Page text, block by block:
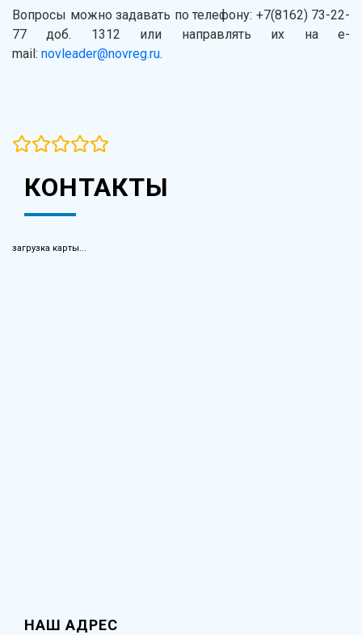
Вопросы можно задавать по телефону: +7(8162) 73-22-
77 доб. 1312 или направлять их на e-
mail: novleader@novreg.ru.
КОНТАКТЫ
загрузка карты...
НАШ АДРЕС